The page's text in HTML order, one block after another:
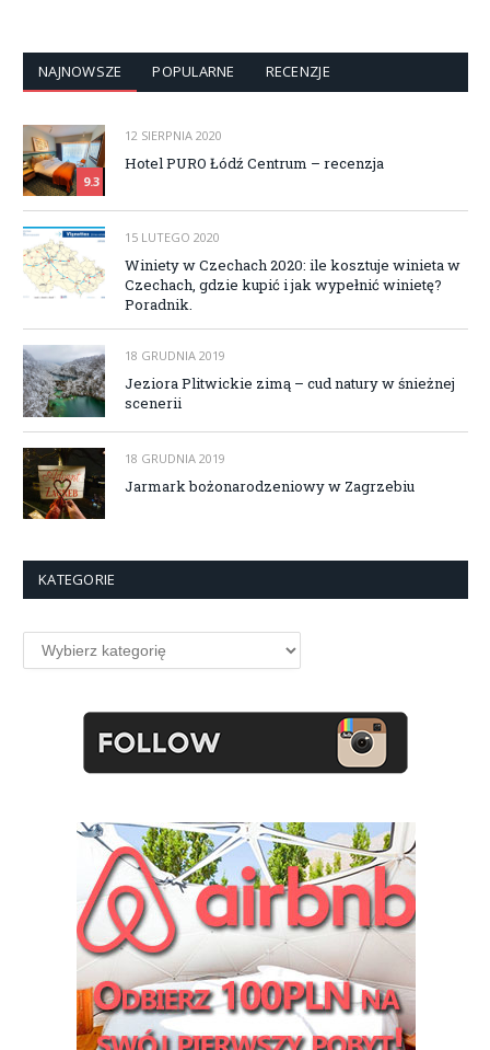
NAJNOWSZE POPULARNE RECENZJE
9.3
12 SIERPNIA 2020
Hotel PURO Łódź Centrum – recenzja
15 LUTEGO 2020
Winiety w Czechach 2020: ile kosztuje winieta w
Czechach, gdzie kupić i jak wypełnić winietę?
Poradnik.
18 GRUDNIA 2019
Jeziora Plitwickie zimą – cud natury w śnieżnej
scenerii
18 GRUDNIA 2019
Jarmark bożonarodzeniowy w Zagrzebiu
KATEGORIE
Kategorie